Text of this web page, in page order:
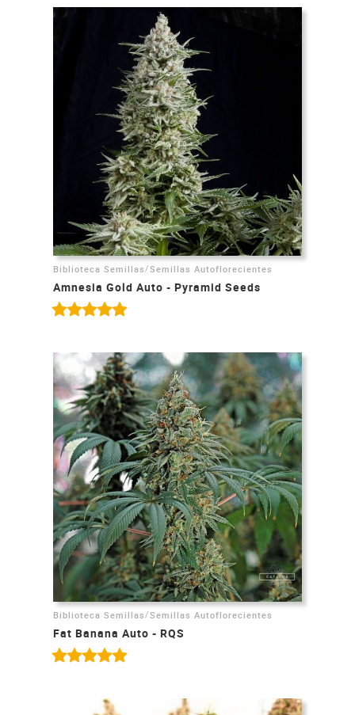
Biblioteca Semillas/Semillas Autoflorecientes
Amnesia Gold Auto - Pyramid Seeds
Biblioteca Semillas /Semillas Autoflorecientes
Fat Banana Auto - RQS